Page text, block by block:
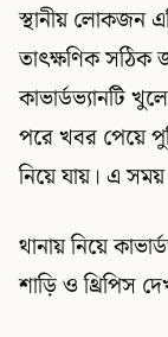
স্থানীয় লোকজন
তাৎক্ষণিক সঠিক
কাভার্ডভ্যানটি
পরে খবর পেয়ে
নিয়ে যায়। এ
থানায় নিয়ে
শাড়ি ও থ্রিপিস